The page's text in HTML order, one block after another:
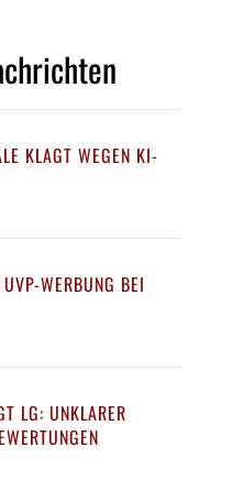
KLAGT WEGEN KI-
WERBUNG BEI
LG: UNKLARER